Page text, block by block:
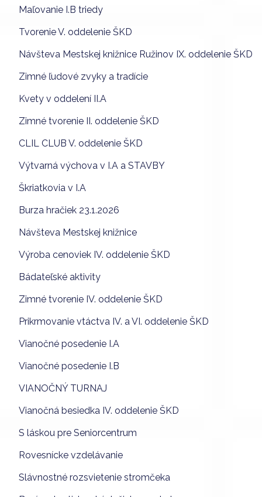
Maľovanie I.B triedy
Tvorenie V. oddelenie ŠKD
Návšteva Mestskej knižnice Ružinov IX. oddelenie ŠKD
Zimné ľudové zvyky a tradície
Kvety v oddelení II.A
Zimné tvorenie II. oddelenie ŠKD
CLIL CLUB V. oddelenie ŠKD
Výtvarná výchova v I.A a STAVBY
Škriatkovia v I.A
Burza hračiek 23.1.2026
Návšteva Mestskej knižnice
Výroba cenoviek IV. oddelenie ŠKD
Bádateľské aktivity
Zimné tvorenie IV. oddelenie ŠKD
Prikrmovanie vtáctva IV. a VI. oddelenie ŠKD
Vianočné posedenie I.A
Vianočné posedenie I.B
VIANOČNÝ TURNAJ
Vianočná besiedka IV. oddelenie ŠKD
S láskou pre Seniorcentrum
Rovesnícke vzdelávanie
Slávnostné rozsvietenie stromčeka